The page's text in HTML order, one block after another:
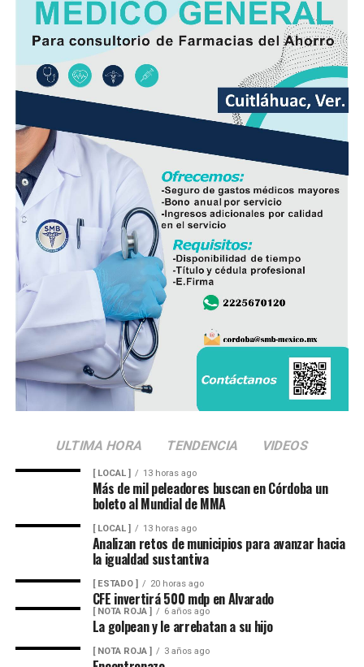
ULTIMA HORA TENDENCIA VIDEOS
[ LOCAL ] 13 horas ago
Más de mil peleadores buscan en Córdoba un
boleto al Mundial de MMA
[ LOCAL ] 13 horas ago
Analizan retos de municipios para avanzar hacia
la igualdad sustantiva
[ ESTADO ] 20 horas ago
CFE invertirá 500 mdp en Alvarado
[ NOTA ROJA ] 6 años ago
La golpean y le arrebatan a su hijo
[ NOTA ROJA ] 3 años ago